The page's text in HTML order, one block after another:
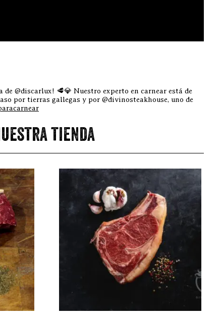
de @discarlux! 🥩💎 Nuestro experto en carnear está de
por tierras gallegas y por @divinosteakhouse, uno de
tienda